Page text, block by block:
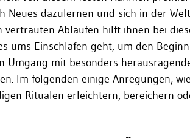
Neues dazulernen und sich in der
vertrauten Abläufen hilft ihnen bei
ums Einschlafen geht, um den
Umgang mit besonders
Im folgenden einige Anregungen,
Ritualen erleichtern, bereichern